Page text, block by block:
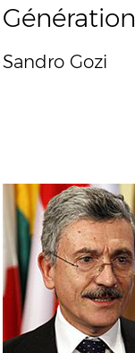
Sandro Gozi